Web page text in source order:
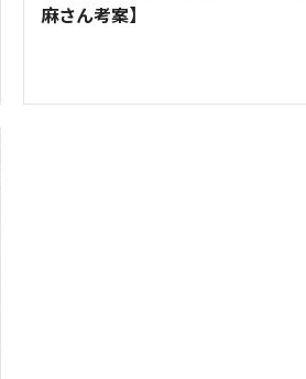
麻さん考案】